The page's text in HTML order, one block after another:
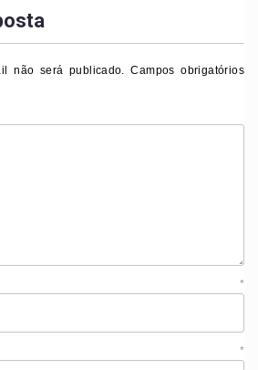
não será publicado. Campos obrigatórios
*
*